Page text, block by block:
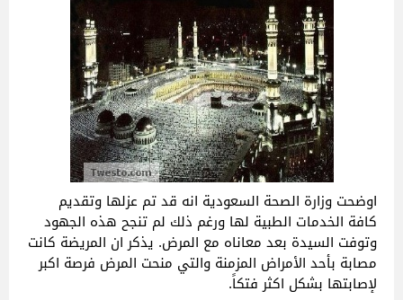
اوضحت وزارة الصحة السعودية انه قد تم عزلها وتقديم
كافة الخدمات الطبية لها ورغم ذلك لم تنجح هذه الجهود
وتوفت السيدة بعد معاناه مع المرض. يذكر ان المريضة كانت
مصابة بأحد الأمراض المزمنة والتي منحت المرض فرصة اكبر
لإصابتها بشكل اكثر فتكاً.